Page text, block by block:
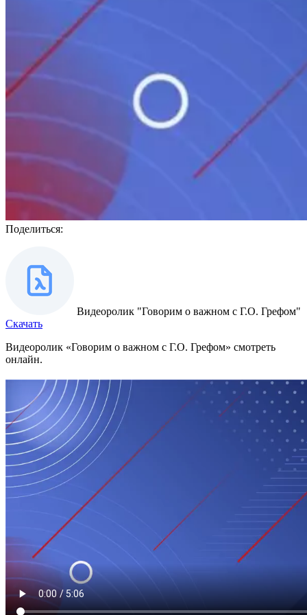
Поделиться:
Видеоролик "Говорим о важном с Г.О. Грефом"
Скачать
Видеоролик «Говорим о важном с Г.О. Грефом» смотреть
онлайн.